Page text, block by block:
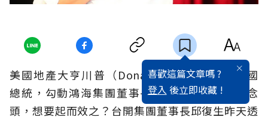
喜歡這篇文章嗎 ?
登入 後立即收藏 !
美國地產大亨川普（Donald Trump）選上美國
總統，勾動鴻海集團董事長郭台銘跨商從政的念
頭，想要起而效之？台開集團董事長邱復生昨天透